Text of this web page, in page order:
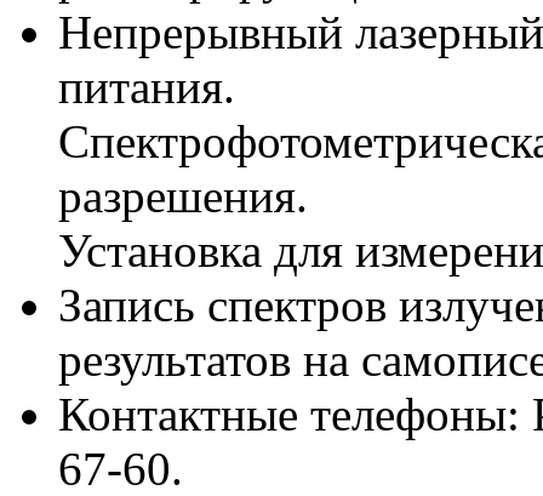
Непрерывный
питания.
разрешения.
Установка для
Запись спектров
результатов на
Контактные
67-60.